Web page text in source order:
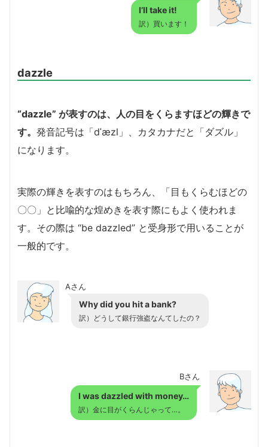
I’ll take it!
訳）買います！
dazzle
“dazzle” が表すのは、人の目をくらますほどの輝きで
す。 発音記号は「dˈæzl」、カタカナだと「ダズル」
になります。
実際の輝きを表すのはもちろん、「目もくらむほどの
〇〇」と比喩的な煌めきを表す際にもよく使われま
す。その際は “be dazzled” と受身形で用いることが
一般的です。
Aさん
Why did you hit a bank?
訳）どうして銀行強盗なんてしたの？
Bさん
I was dazzled with money…
訳）金に目がくらんじゃって…。